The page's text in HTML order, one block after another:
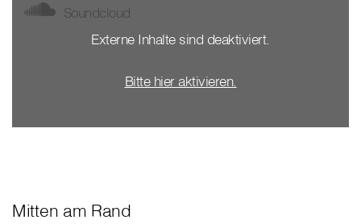
Soundcloud
Externe Inhalte sind deaktiviert.
Bitte hier aktivieren.
Mitten am Rand